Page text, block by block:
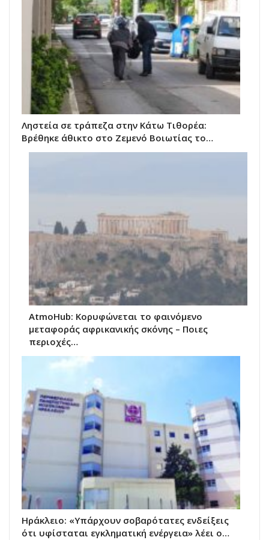
Ληστεία σε τράπεζα στην Κάτω Τιθορέα:
Βρέθηκε άθικτο στο Ζεμενό Βοιωτίας το…
AtmoHub: Κορυφώνεται το φαινόμενο
μεταφοράς αφρικανικής σκόνης – Ποιες
περιοχές…
Ηράκλειο: «Υπάρχουν σοβαρότατες ενδείξεις
ότι υφίσταται εγκληματική ενέργεια» λέει ο…